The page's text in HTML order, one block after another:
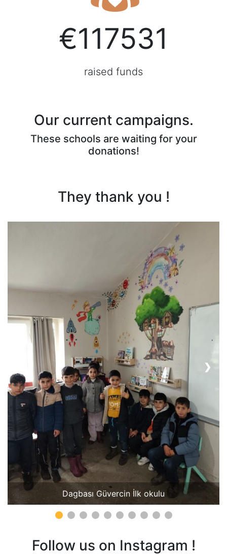
€117531
raised funds
Our current campaigns.
These schools are waiting for your
donations!
They thank you !
Çubuklu ilkokulu
❮
Follow us on Instagram !
❯
Our successful campaigns!
Thanks to you, thousands of children have
better access to school!
SUCCESS